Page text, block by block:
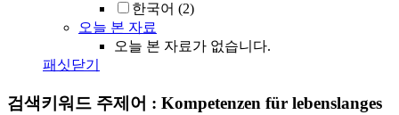
한국어 (2)
오늘 본 자료
오늘 본 자료가 없습니다.
패싯닫기
검색키워드 주제어 : Kompetenzen für lebenslanges